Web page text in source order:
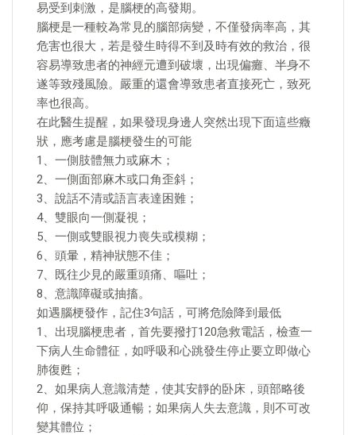
易受到刺激，是腦梗的高發期。
腦梗是一種較為常見的腦部病變，不僅發病率高，其
危害也很大，若是發生時得不到及時有效的救治，很
容易導致患者的神經元遭到破壞，出現偏癱、半身不
遂等致殘風險。嚴重的還會導致患者直接死亡，致死
率也很高。
在此醫生提醒，如果發現身邊人突然出現下面這些癥
狀，應考慮是腦梗發生的可能
1、一側肢體無力或麻木；
2、一側面部麻木或口角歪斜；
3、說話不清或語言表達困難；
4、雙眼向一側凝視；
5、一側或雙眼視力喪失或模糊；
6、頭暈，精神狀態不佳；
7、既往少見的嚴重頭痛、嘔吐；
8、意識障礙或抽搐。
如遇腦梗發作，記住3句話，可將危險降到最低
1、出現腦梗患者，首先要撥打120急救電話，檢查一
下病人生命體征，如呼吸和心跳發生停止要立即做心
肺復甦；
2、如果病人意識清楚，使其安靜的卧床，頭部略後
仰，保持其呼吸通暢；如果病人失去意識，則不可改
變其體位；